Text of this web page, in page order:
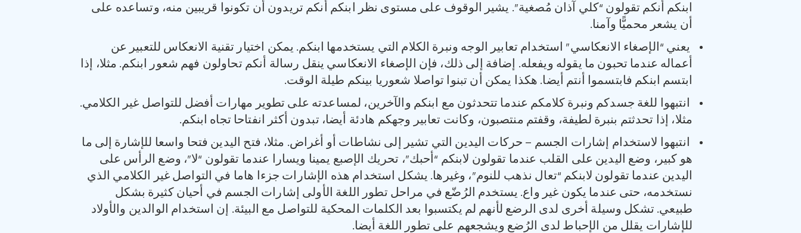
ابنكم أنكم تقولون “كلي آذان مُصغية”. يشير الوقوف على مستوى نظر ابنكم أنكم تريدون أن تكونوا قريبين منه، وتساعده على
أن يشعر محميًّا وآمنا.
يعني “الإصغاء الانعكاسي” استخدام تعابير الوجه ونبرة الكلام التي يستخدمها ابنكم. يمكن اختيار تقنية الانعكاس للتعبير عن
أعماله عندما تحبون ما يقوله ويفعله. إضافة إلى ذلك، فإن الإصغاء الانعكاسي ينقل رسالة أنكم تحاولون فهم شعور ابنكم. مثلا، إذا
ابتسم ابنكم فابتسموا أنتم أيضا. هكذا يمكن أن تبنوا تواصلا شعوريا بينكم طيلة الوقت.
‏انتبهوا للغة جسدكم ونبرة كلامكم عندما تتحدثون مع ابنكم والآخرين، لمساعدته على تطوير مهارات أفضل للتواصل غير الكلامي.
مثلا، إذا تحدثتم بنبرة لطيفة، وقفتم منتصبون، وكانت تعابير وجهكم هادئة أيضا، تبدون أكثر انفتاحا تجاه ابنكم.
انتبهوا لاستخدام إشارات الجسم – حركات اليدين التي تشير إلى نشاطات أو أغراض. مثلا، فتح اليدين فتحا واسعا للإشارة إلى ما
هو كبير، وضع اليدين على القلب عندما تقولون لابنكم “أحبك”، تحريك الإصبع يمينا ويسارا عندما تقولون “لا”، وضع الرأس على
اليدين عندما تقولون لابنكم “تعال نذهب للنوم”، وغيرها. يشكل استخدام هذه الإشارات جزءا هاما في التواصل غير الكلامي الذي
نستخدمه، حتى عندما يكون غير واع. يستخدم الرُضّع في مراحل تطور اللغة الأولى إشارات الجسم في أحيان كثيرة بشكل
طبيعي. تشكل وسيلة أخرى لدى الرضع لأنهم لم يكتسبوا بعد الكلمات المحكية للتواصل مع البيئة. إن استخدام الوالدين والأولاد
للإشارات يقلل من الإحباط لدى الرُضع ويشجعهم على تطور اللغة أيضا.